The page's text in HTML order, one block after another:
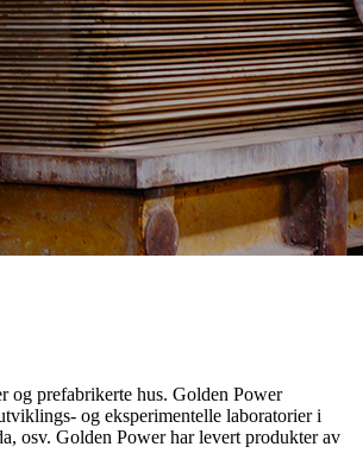
og prefabrikerte hus. Golden Power
og eksperimentelle laboratorier i
osv. Golden Power har levert produkter av